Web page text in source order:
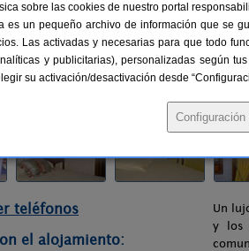
Godos
Román de Hornija (Valladolid)
12 plazas 50 km de Valladolid
teléfonos
el alojamiento:
Un
y los
sobre las cookies de nuestro portal
es un pequeño archivo de información que se
Las activadas y necesarias para que todo
y publicitarias), personalizadas según
su activación/desactivación desde